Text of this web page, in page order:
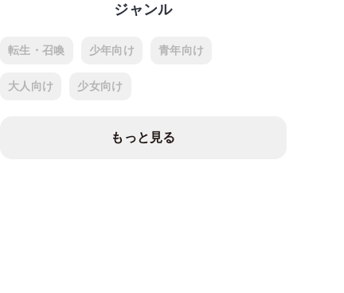
ジャンル
転生・召喚 少年向け 青年向け
大人向け 少女向け
もっと見る